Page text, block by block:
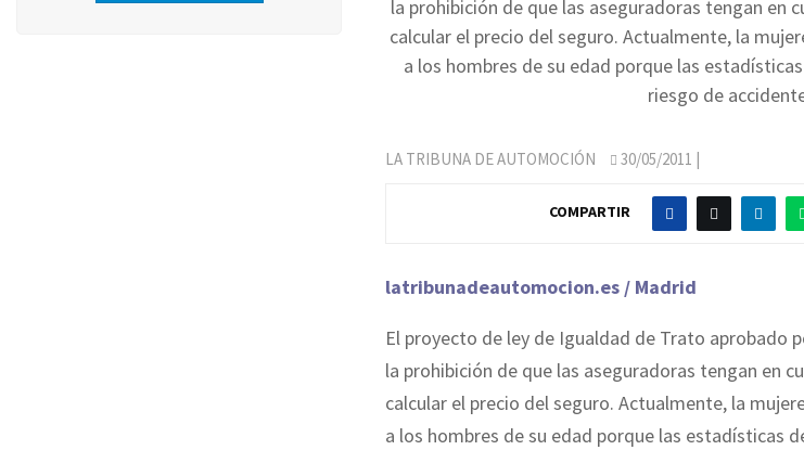
la prohibición de que las aseguradoras tengan en
calcular el precio del seguro. Actualmente, la
a los hombres de su edad porque las
riesgo de
LA TRIBUNA DE AUTOMOCIÓN 30/05/2011 |
COMPARTIR
latribunadeautomocion.es / Madrid
El proyecto de ley de Igualdad de Trato aprobado
la prohibición de que las aseguradoras tengan en
calcular el precio del seguro. Actualmente, la
a los hombres de su edad porque las estadísticas